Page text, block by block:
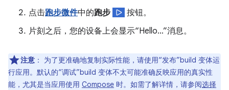
点击跑步微件中的跑步
按钮。
片刻之后，您的设备上会显示“Hello…”消息。
注意 ：
为了更准确地复制实际性能，请使用“发布”build 变体运
行应用。默认的“调试”build 变体不太可能准确反映应用的真实性
能，尤其是当应用使用 Compose 时。如需了解详情，请参阅选择